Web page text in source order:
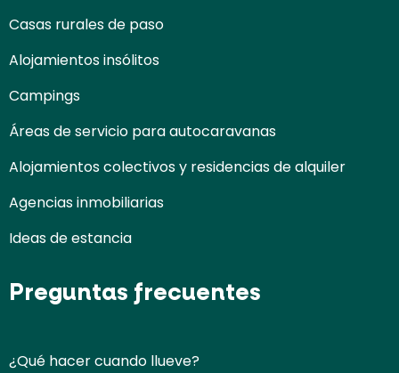
Casas rurales de paso
Alojamientos insólitos
Campings
Áreas de servicio para autocaravanas
Alojamientos colectivos y residencias de alquiler
Agencias inmobiliarias
Ideas de estancia
Preguntas frecuentes
¿Qué hacer cuando llueve?